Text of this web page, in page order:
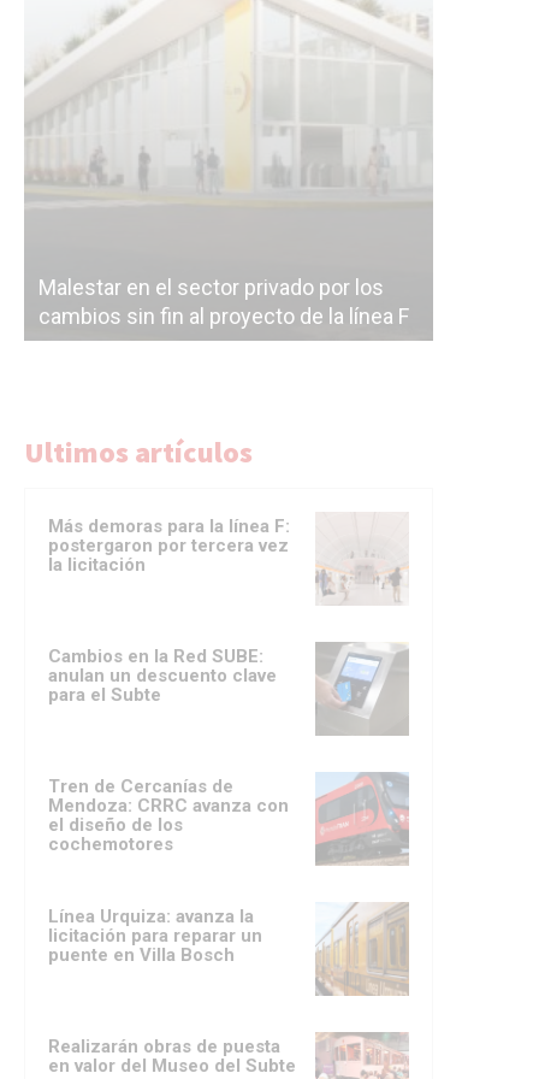
Malestar en el sector privado por los
cambios sin fin al proyecto de la línea F
Ultimos artículos
Más demoras para la línea F:
postergaron por tercera vez
la licitación
Cambios en la Red SUBE:
anulan un descuento clave
para el Subte
Tren de Cercanías de
Mendoza: CRRC avanza con
el diseño de los
cochemotores
Línea Urquiza: avanza la
licitación para reparar un
puente en Villa Bosch
Realizarán obras de puesta
en valor del Museo del Subte